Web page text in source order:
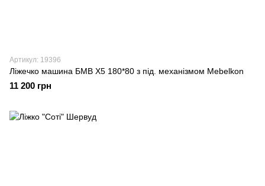
Артикул: 19396
Ліжечко машина БМВ X5 180*80 з під. механізмом Mebelkon
11 200 грн